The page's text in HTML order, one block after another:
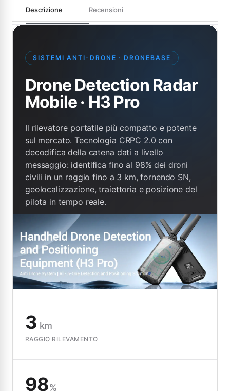
Descrizione Recensioni
SISTEMI ANTI-DRONE · DRONEBASE
Drone Detection Radar
Mobile · H3 Pro
Il rilevatore portatile più compatto e potente
sul mercato. Tecnologia CRPC 2.0 con
decodifica della catena dati a livello
messaggio: identifica fino al 98% dei droni
civili in un raggio fino a 3 km, fornendo SN,
geolocalizzazione, traiettoria e posizione del
pilota in tempo reale.
3 km
RAGGIO RILEVAMENTO
98%